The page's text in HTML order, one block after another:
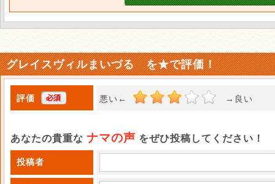
グレイスヴィルまいづる を★で評価！
評価 悪い← →良い ★
あなたの貴重な ナマの声 をぜひ投稿してください！
投稿者